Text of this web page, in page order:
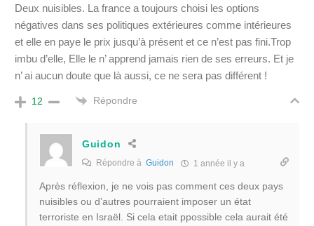
Deux nuisibles. La france a toujours choisi les options
négatives dans ses politiques extérieures comme intérieures
et elle en paye le prix jusqu’à présent et ce n’est pas fini.Trop
imbu d’elle, Elle le n’ apprend jamais rien de ses erreurs. Et je
n’ ai aucun doute que là aussi, ce ne sera pas différent !
12 Répondre
Guidon
Répondre à Guidon 1 année il y a
Après réflexion, je ne vois pas comment ces deux pays
nuisibles ou d’autres pourraient imposer un état
terroriste en Israël. Si cela etait ppossible cela aurait été